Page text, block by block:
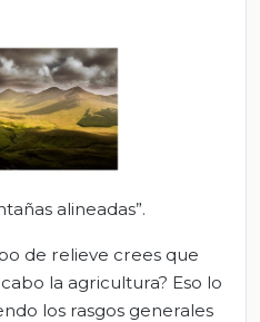
alineadas”.
de relieve crees que
la agricultura? Eso lo
los rasgos generales